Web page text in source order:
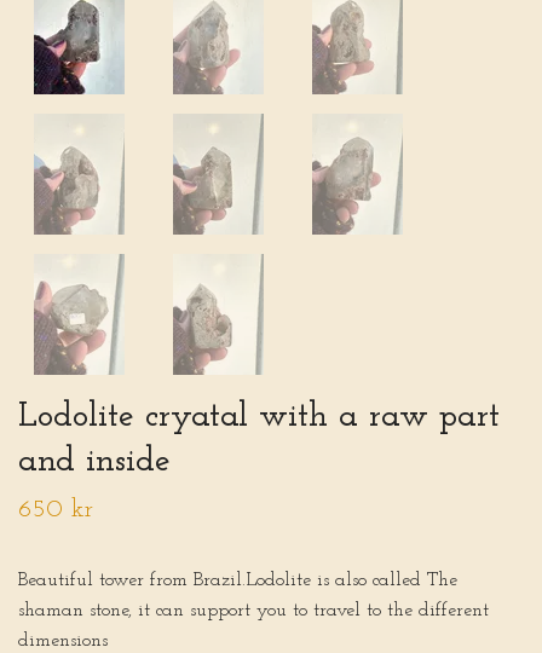
Lodolite cryatal with a raw part
and inside
650 kr
Beautiful tower from Brazil.Lodolite is also called The
shaman stone, it can support you to travel to the different
dimensions